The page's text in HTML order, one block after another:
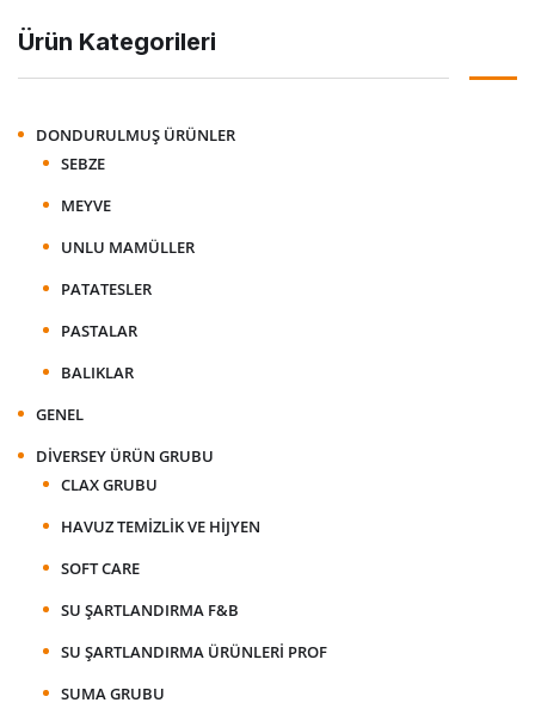
Ürün Kategorileri
DONDURULMUŞ ÜRÜNLER
SEBZE
MEYVE
UNLU MAMÜLLER
PATATESLER
PASTALAR
BALIKLAR
GENEL
DIVERSEY ÜRÜN GRUBU
CLAX GRUBU
HAVUZ TEMIZLIK VE HIJYEN
SOFT CARE
SU ŞARTLANDIRMA F&B
SU ŞARTLANDIRMA ÜRÜNLERI PROF
SUMA GRUBU